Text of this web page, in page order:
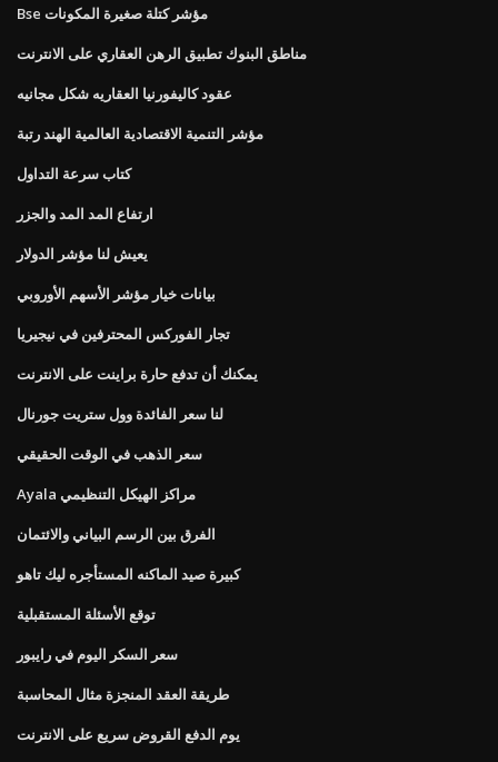
Bse مؤشر كتلة صغيرة المكونات
مناطق البنوك تطبيق الرهن العقاري على الانترنت
عقود كاليفورنيا العقاريه شكل مجانيه
مؤشر التنمية الاقتصادية العالمية الهند رتبة
كتاب سرعة التداول
ارتفاع المد المد والجزر
يعيش لنا مؤشر الدولار
بيانات خيار مؤشر الأسهم الأوروبي
تجار الفوركس المحترفين في نيجيريا
يمكنك أن تدفع حارة براينت على الانترنت
لنا سعر الفائدة وول ستريت جورنال
سعر الذهب في الوقت الحقيقي
Ayala مراكز الهيكل التنظيمي
الفرق بين الرسم البياني والائتمان
كبيرة صيد الماكنه المستأجره ليك تاهو
توقع الأسئلة المستقبلية
سعر السكر اليوم في رايبور
طريقة العقد المنجزة مثال المحاسبة
يوم الدفع القروض سريع على الانترنت